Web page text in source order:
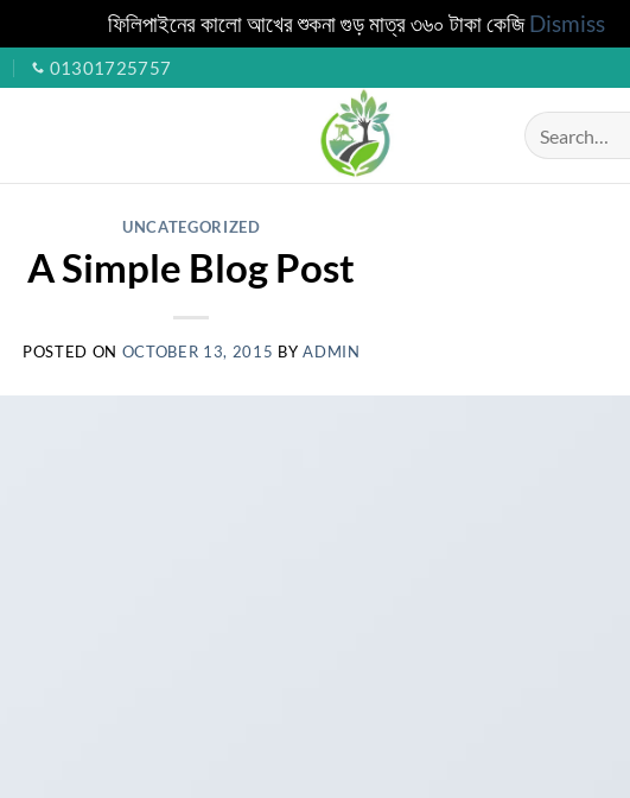
ফিলিপাইনের কালো আখের শুকনা গুড় মাত্র ৩৬০ টাকা কেজিDismiss
01301725757
Search
for:
UNCATEGORIZED
A Simple Blog Post
POSTED ON OCTOBER 13, 2015 BYADMIN